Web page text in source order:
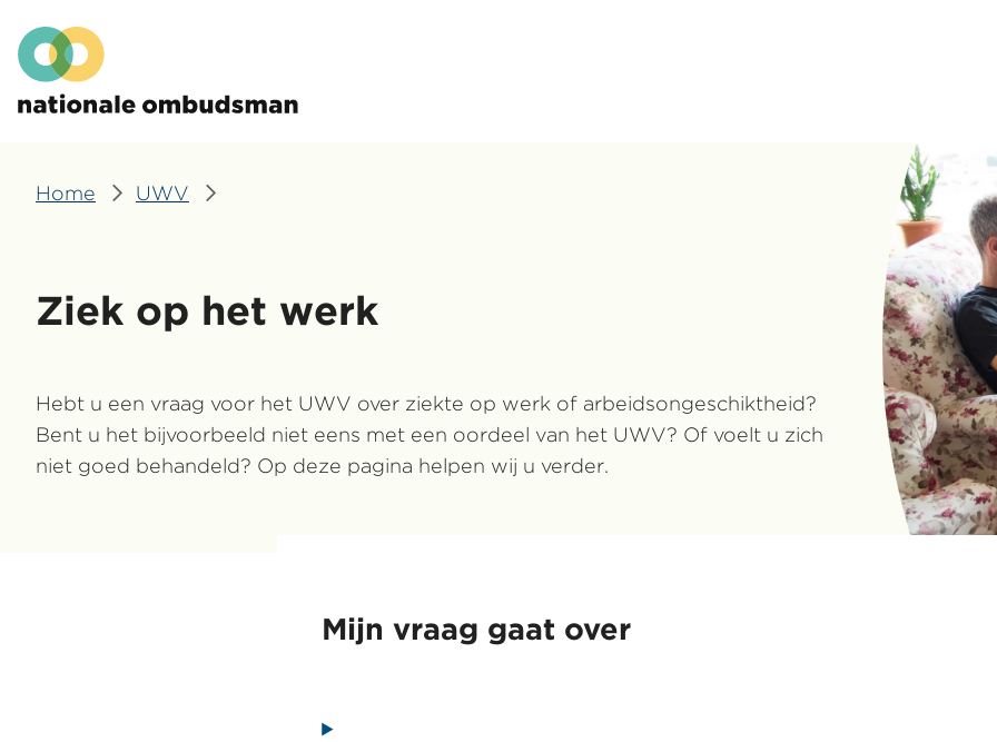
en
naar
de
Hoofdmenu
Home UWV
Ziek op het werk
Hebt u een vraag voor het UWV over ziekte op werk of arbeidsongeschiktheid?
Bent u het bijvoorbeeld niet eens met een oordeel van het UWV? Of voelt u zich
niet goed behandeld? Op deze pagina helpen wij u verder.
Mijn vraag gaat over